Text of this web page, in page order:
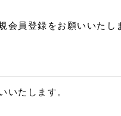
会員登録をお願いいたし
いたします。